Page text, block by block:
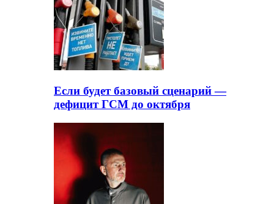
Если будет базовый сценарий —
дефицит ГСМ до октября